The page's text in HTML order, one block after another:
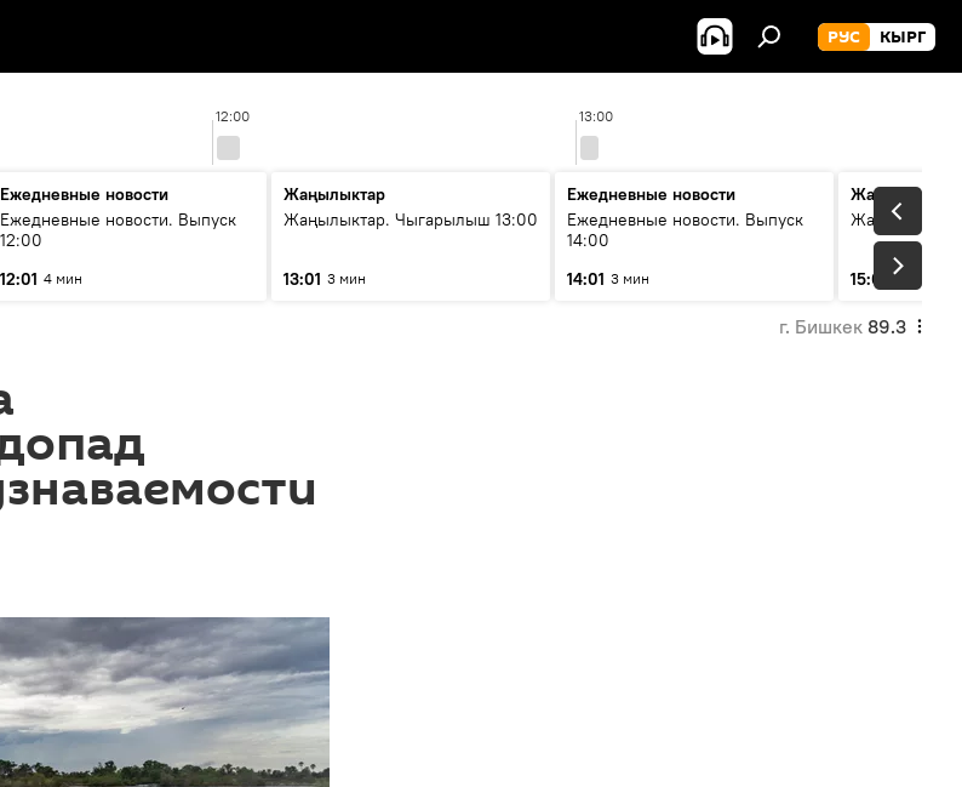
РУС КЫРГ
12:00 13:00
Ежедневные новости
Ежедневные новости. Выпуск
12:00
12:01 4 мин
Жаңылыктар
Жаңылыктар. Чыгарылыш 13:00
13:01 3 мин
Ежедневные новости
Ежедневные новости. Выпуск
14:00
14:01 3 мин
Жаңылыктар
15:01 3 мин
г. Бишкек 89.3